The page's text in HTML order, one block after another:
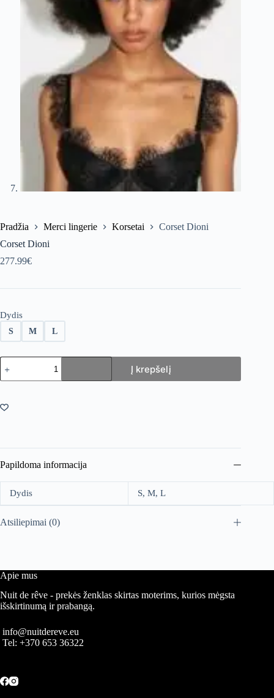
Pradžia Merci lingerie Korsetai
Corset Dioni
Corset Dioni
277.99€
Dydis
S M L
produkto
kiekis:
Corset
Į krepšelį
Papildoma informacija
Dydis S, M, L
Atsiliepimai (0)
Apie mus
Nuit de rêve - prekės ženklas skirtas moterims, kurios mėgsta
išskirtinumą ir prabangą.
info@nuitdereve.eu
Tel: +370 653 36322